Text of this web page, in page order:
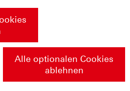
Alle optionalen Cookies
ablehnen